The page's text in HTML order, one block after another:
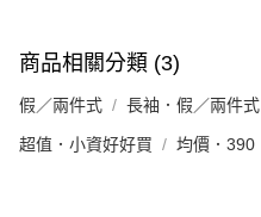
商品相關分類 (3)
假／兩件式 長袖．假／兩件式
超值．小資好好買 均價．390